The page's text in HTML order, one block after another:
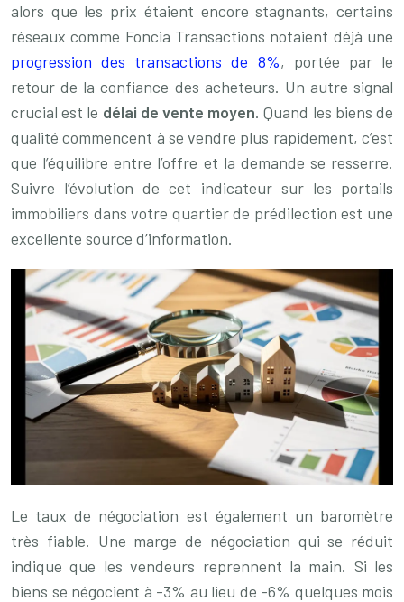
alors que les prix étaient encore stagnants, certains
réseaux comme Foncia Transactions notaient déjà une
progression des transactions de 8%, portée par le
retour de la confiance des acheteurs. Un autre signal
crucial est le délai de vente moyen. Quand les biens de
qualité commencent à se vendre plus rapidement, c’est
que l’équilibre entre l’offre et la demande se resserre.
Suivre l’évolution de cet indicateur sur les portails
immobiliers dans votre quartier de prédilection est une
excellente source d’information.
Le taux de négociation est également un baromètre
très fiable. Une marge de négociation qui se réduit
indique que les vendeurs reprennent la main. Si les
biens se négocient à -3% au lieu de -6% quelques mois